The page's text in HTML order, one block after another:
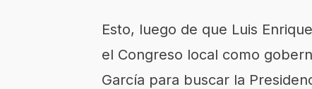
Esto, luego de que Luis
el Congreso local como
García para buscar la